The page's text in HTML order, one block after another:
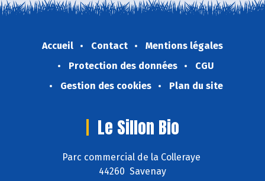
Accueil Contact
Mentions légales
Protection des données
CGU
Gestion des cookies
Plan du site
Le Sillon Bio
Parc commercial de la Colleraye
44260 Savenay